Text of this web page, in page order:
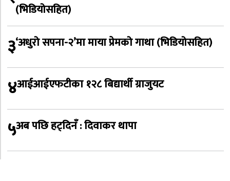
(भिडियोसहित)
३‘अधुरो सपना-२’मा माया प्रेमको गाथा (भिडियोसहित)
४आईआईएफटीका १२८ बिद्यार्थी ग्राजुयट
५अब पछि हट्दिनँ : दिवाकर थापा